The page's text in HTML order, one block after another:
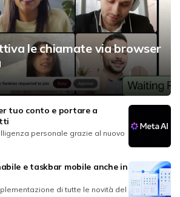
le chiamate via browser
tuo conto e portare a
personale grazie al nuovo
e taskbar mobile anche in
di tutte le novità del